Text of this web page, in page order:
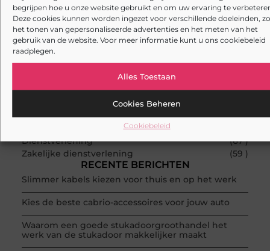
begrijpen hoe u onze website gebruikt en om uw ervaring te
Deze cookies kunnen worden ingezet voor verschillende doeleinden,
het tonen van gepersonaliseerde advertenties en het meten van het
gebruik van de website. Voor meer informatie kunt u ons cookiebeleid
raadplegen.
Alles Toestaan
Cookies Beheren
Cookiebeleid
POPULAIRE ONDERWERPEN
Aanbiedingen
(118 )
Dienstverlening
(67 )
Zakelijke dienstverlening
(59 )
RECENTE BERICHTEN
Slimmer kabels kiezen voor thuis en op het werk
Kies de beste cabrio-accessoires voor jouw auto
Waarom een goede stukadoorgroothandel het
werk van de stukadoor makkelijker maakt
Registreer vandaag nog en begin met
bloggen.